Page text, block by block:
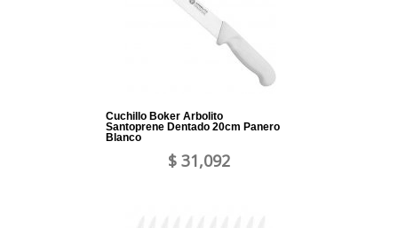
Cuchillo Boker Arbolito
Santoprene Dentado 20cm Panero
Blanco
$ 31,092